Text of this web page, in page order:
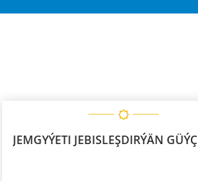
JEMGYÝETI JEBISLEŞDIRÝÄN GÜÝÇ